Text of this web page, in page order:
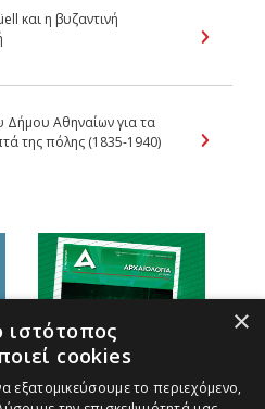
και η βυζαντινή
Δήμου Αθηναίων για τα
της πόλης (1835-1940)
×
ιστότοπος
cookies
εξατομικεύσουμε το περιεχόμενο,